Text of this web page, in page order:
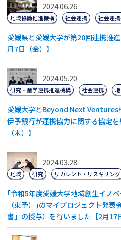
2024.06.26
愛媛県と愛媛大学が第20回連携推
月7日（金）】
地域協働推進機構 社会連携 社会連
2024.05.20
愛媛大学とBeyond Next Ventures
伊予銀行が連携協力に関する協定
（木）】
研究・産学連携推進機構 社会連携
2024.03.28
｢令和5年度愛媛大学地域創生イノ
（東予）｣のマイプロジェクト発
書」の授与）を行いました【2月17
地域 研究 リカレント・リスキリング